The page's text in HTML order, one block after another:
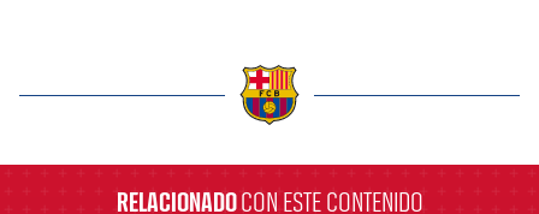
RELACIONADOCON ESTE CONTENIDO